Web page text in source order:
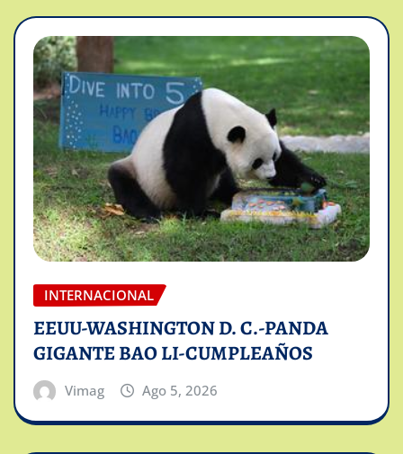
INTERNACIONAL
EEUU-WASHINGTON D. C.-PANDA
GIGANTE BAO LI-CUMPLEAÑOS
Vimag Ago 5, 2026